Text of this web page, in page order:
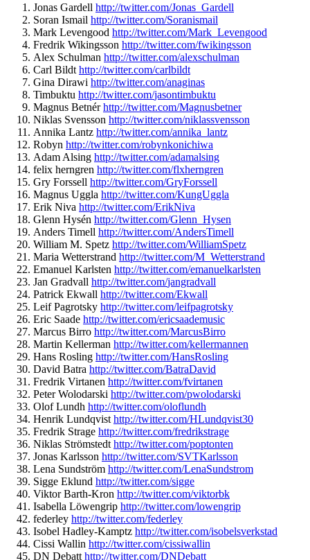
Jonas Gardell http://twitter.com/Jonas_Gardell
Soran Ismail http://twitter.com/Soranismail
Mark Levengood http://twitter.com/Mark_Levengood
Fredrik Wikingsson http://twitter.com/fwikingsson
Alex Schulman http://twitter.com/alexschulman
Carl Bildt http://twitter.com/carlbildt
Gina Dirawi http://twitter.com/anaginas
Timbuktu http://twitter.com/jasontimbuktu
Magnus Betnérhttp://twitter.com/Magnusbetner
Niklas Svensson http://twitter.com/niklassvensson
Annika Lantz http://twitter.com/annika_lantz
Robyn http://twitter.com/robynkonichiwa
Adam Alsing http://twitter.com/adamalsing
felix herngren http://twitter.com/flxherngren
Gry Forssell http://twitter.com/GryForssell
Magnus Uggla http://twitter.com/KungUggla
Erik Niva http://twitter.com/ErikNiva
Glenn Hysén http://twitter.com/Glenn_Hysen
Anders Timell http://twitter.com/AndersTimell
William M. Spetz http://twitter.com/WilliamSpetz
Maria Wetterstrand http://twitter.com/M_Wetterstrand
Emanuel Karlsten http://twitter.com/emanuelkarlsten
Jan Gradvall http://twitter.com/jangradvall
Patrick Ekwall http://twitter.com/Ekwall
Leif Pagrotsky http://twitter.com/leifpagrotsky
Eric Saade http://twitter.com/ericsaademusic
Marcus Birro http://twitter.com/MarcusBirro
Martin Kellerman http://twitter.com/kellermannen
Hans Rosling http://twitter.com/HansRosling
David Batra http://twitter.com/BatraDavid
Fredrik Virtanen http://twitter.com/fvirtanen
Peter Wolodarski http://twitter.com/pwolodarski
Olof Lundh http://twitter.com/oloflundh
Henrik Lundqvist http://twitter.com/HLundqvist30
Fredrik Strage http://twitter.com/fredrikstrage
Niklas Strömstedt http://twitter.com/poptonten
Jonas Karlsson http://twitter.com/SVTKarlsson
Lena Sundström http://twitter.com/LenaSundstrom
Sigge Eklund http://twitter.com/sigge
Viktor Barth-Kron http://twitter.com/viktorbk
Isabella Löwengrip http://twitter.com/lowengrip
federley http://twitter.com/federley
Isobel Hadley-Kamptz http://twitter.com/isobelsverkstad
Cissi Wallin http://twitter.com/cissiwallin
DN Debatt http://twitter.com/DNDebatt